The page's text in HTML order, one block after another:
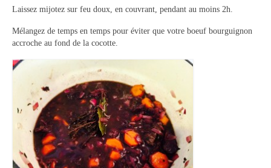
Laissez mijotez sur feu doux, en couvrant, pendant au moins 2h.
Mélangez de temps en temps pour éviter que votre boeuf bourguignon
accroche au fond de la cocotte.